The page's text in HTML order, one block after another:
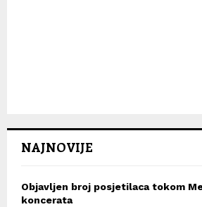
NAJNOVIJE
Objavljen broj posjetilaca tokom
koncerata